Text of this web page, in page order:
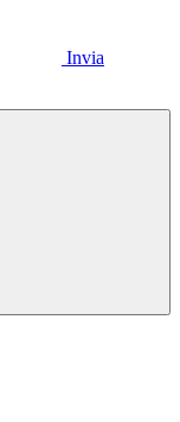
Invia